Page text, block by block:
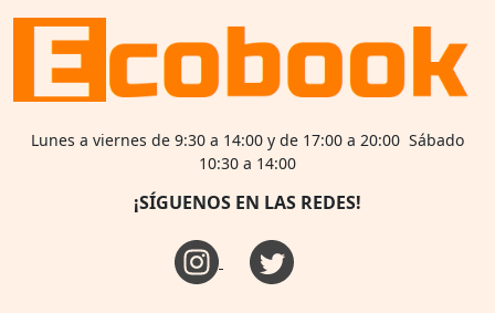
Lunes a viernes de 9:30 a 14:00 y de 17:00 a 20:00 Sábado
10:30 a 14:00
¡SÍGUENOS EN LAS REDES!